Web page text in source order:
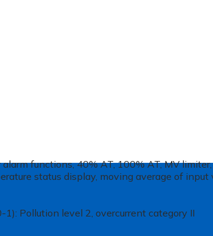
functions, 40% AT, 100% AT, MV
status display, moving average of
Pollution level 2, overcurrent category II